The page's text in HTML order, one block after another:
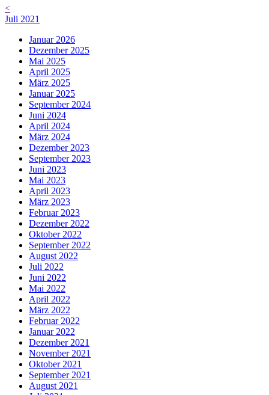
<
Juli 2021
Januar 2026
Dezember 2025
Mai 2025
April 2025
März 2025
Januar 2025
September 2024
Juni 2024
April 2024
März 2024
Dezember 2023
September 2023
Juni 2023
Mai 2023
April 2023
März 2023
Februar 2023
Dezember 2022
Oktober 2022
September 2022
August 2022
Juli 2022
Juni 2022
Mai 2022
April 2022
März 2022
Februar 2022
Januar 2022
Dezember 2021
November 2021
Oktober 2021
September 2021
August 2021